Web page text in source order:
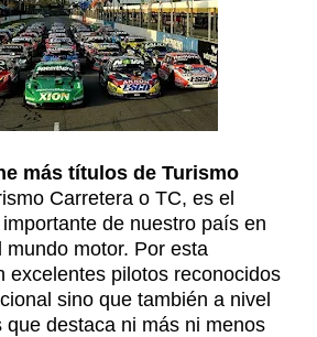
más títulos de Turismo
Carretera o TC, es el
de nuestro país en
mundo motor. Por esta
excelentes pilotos reconocidos
sino que también a nivel
que destaca ni más ni menos